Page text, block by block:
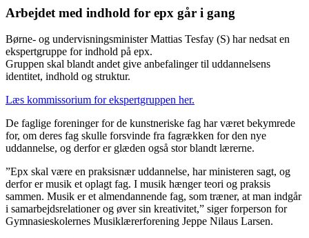
Arbejdet med indhold for epx går i gang
Børne- og undervisningsminister Mattias Tesfay (S) har nedsat en
ekspertgruppe for indhold på epx.
Gruppen skal blandt andet give anbefalinger til uddannelsens
identitet, indhold og struktur.
Læs kommissorium for ekspertgruppen her.
De faglige foreninger for de kunstneriske fag har været bekymrede
for, om deres fag skulle forsvinde fra fagrækken for den nye
uddannelse, og derfor er glæden også stor blandt lærerne.
”Epx skal være en praksisnær uddannelse, har ministeren sagt, og
derfor er musik et oplagt fag. I musik hænger teori og praksis
sammen. Musik er et almendannende fag, som træner, at man indgår
i samarbejdsrelationer og øver sin kreativitet,” siger forperson for
Gymnasieskolernes Musiklærerforening Jeppe Nilaus Larsen.